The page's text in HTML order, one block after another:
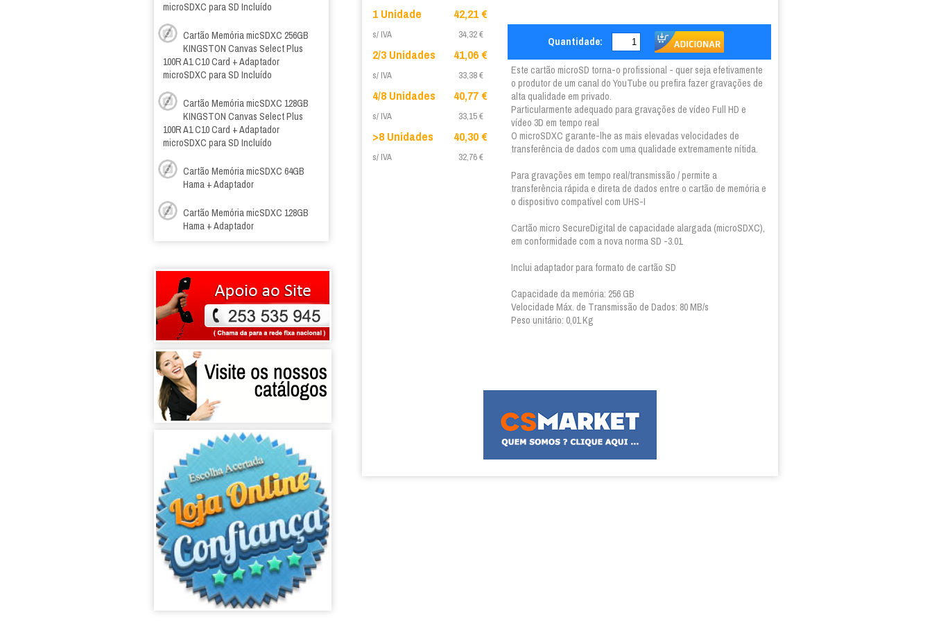
microSDXC para SD Incluído
Cartão Memória micSDXC 256GB
KINGSTON Canvas Select Plus
100R A1 C10 Card + Adaptador
microSDXC para SD Incluído
Cartão Memória micSDXC 128GB
KINGSTON Canvas Select Plus
100R A1 C10 Card + Adaptador
microSDXC para SD Incluído
Cartão Memória micSDXC 64GB
Hama + Adaptador
Cartão Memória micSDXC 128GB
Hama + Adaptador
1 Unidade 42,21 €
s/ IVA 34,32 €
2/3 Unidades 41,06 €
s/ IVA 33,38 €
4/8 Unidades 40,77 €
s/ IVA 33,15 €
>8 Unidades 40,30 €
s/ IVA 32,76 €
Quantidade:
Este cartão microSD torna-o profissional - quer seja efetivamente
o produtor de um canal do YouTube ou prefira fazer gravações de
alta qualidade em privado.
Particularmente adequado para gravações de vídeo Full HD e
vídeo 3D em tempo real
O microSDXC garante-lhe as mais elevadas velocidades de
transferência de dados com uma qualidade extremamente nítida.
Para gravações em tempo real/transmissão / permite a
transferência rápida e direta de dados entre o cartão de memória e
o dispositivo compatível com UHS-I
Cartão micro SecureDigital de capacidade alargada (microSDXC),
em conformidade com a nova norma SD -3.01
Inclui adaptador para formato de cartão SD
Capacidade da memória: 256 GB
Velocidade Máx. de Transmissão de Dados: 80 MB/s
Peso unitário: 0,01 Kg